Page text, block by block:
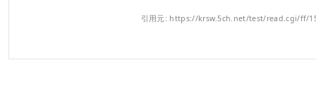
引用元: https://krsw.5ch.net/test/read.cgi/ff/